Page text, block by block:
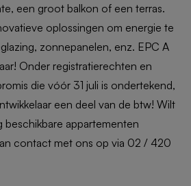
een groot balkon of een terras.
oplossingen om energie te
zonnepanelen, enz. EPC A
Onder registratierechten en
die vóór 31 juli is ondertekend,
een deel van de btw! Wilt
beschikbare appartementen
contact met ons op via 02 / 420